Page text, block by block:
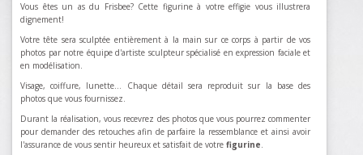
Vous êtes un as du Frisbee? Cette figurine à votre effigie vous illustrera
dignement!
Votre tête sera sculptée entièrement à la main sur ce corps à partir de vos
photos par notre équipe d'artiste sculpteur spécialisé en expression faciale et
en modélisation.
Visage, coiffure, lunette... Chaque détail sera reproduit sur la base des
photos que vous fournissez.
Durant la réalisation, vous recevrez des photos que vous pourrez commenter
pour demander des retouches afin de parfaire la ressemblance et ainsi avoir
l'assurance de vous sentir heureux et satisfait de votre figurine.